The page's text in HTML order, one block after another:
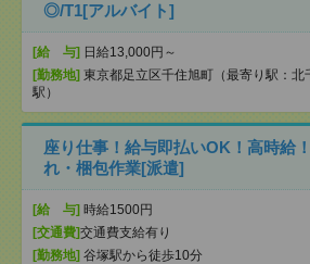
◎/T1[アルバイト]
[給 与] 日給13,000円～
[勤務地] 東京都足立区千住旭町（最寄り駅：北
駅）
座り仕事！給与即払いOK！高時給
れ・梱包作業[派遣]
[給 与] 時給1500円
[交通費]交通費支給有り
[勤務地] 谷塚駅から徒歩10分